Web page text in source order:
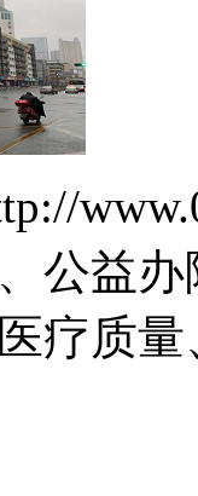
公益
疗质